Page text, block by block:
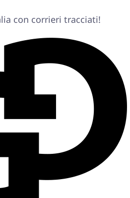
con corrieri tracciati!